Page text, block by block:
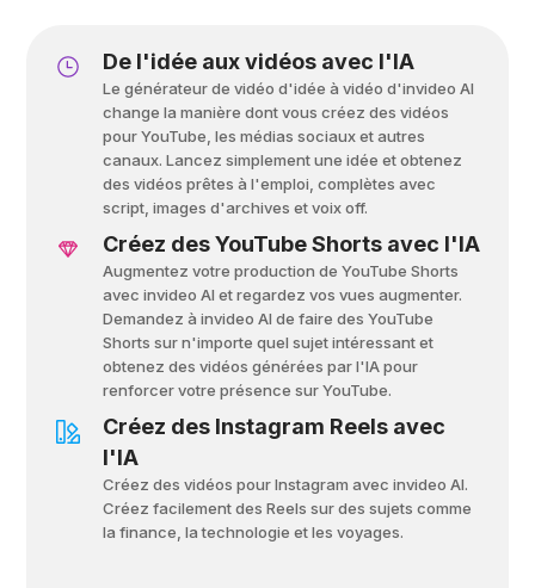
De l'idée aux vidéos avec l'IA
Le générateur de vidéo d'idée à vidéo d'invideo AI
change la manière dont vous créez des vidéos
pour YouTube, les médias sociaux et autres
canaux. Lancez simplement une idée et obtenez
des vidéos prêtes à l'emploi, complètes avec
script, images d'archives et voix off.
Créez des YouTube Shorts avec l'IA
Augmentez votre production de YouTube Shorts
avec invideo AI et regardez vos vues augmenter.
Demandez à invideo AI de faire des YouTube
Shorts sur n'importe quel sujet intéressant et
obtenez des vidéos générées par l'IA pour
renforcer votre présence sur YouTube.
Créez des Instagram Reels avec
l'IA
Créez des vidéos pour Instagram avec invideo AI.
Créez facilement des Reels sur des sujets comme
la finance, la technologie et les voyages.